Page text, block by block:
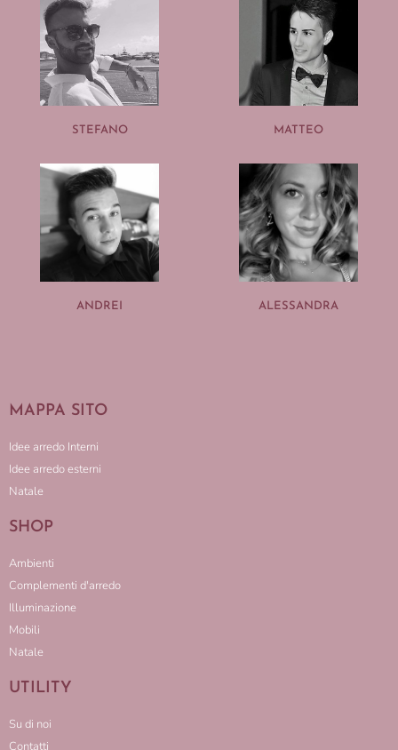
STEFANO MATTEO
ANDREI ALESSANDRA
MAPPA SITO
Idee arredo Interni
Idee arredo esterni
Natale
SHOP
Ambienti
Complementi d'arredo
Illuminazione
Mobili
Natale
UTILITY
Su di noi
Contatti